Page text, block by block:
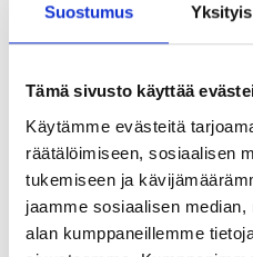
Suostumus
Tämä sivusto käyttää
Käytämme evästeitä
räätälöimiseen, sosiaalisen
tukemiseen ja
jaamme sosiaalisen
alan kumppaneillemme
Ennen uuden tilan
paljon toimiston
ilman, että työn